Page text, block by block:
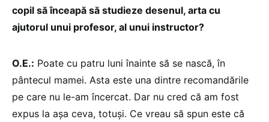
copil să înceapă să studieze desenul, arta cu
ajutorul unui profesor, al unui instructor?
O.E.: Poate cu patru luni înainte să se nască, în
pântecul mamei. Asta este una dintre recomandările
pe care nu le-am încercat. Dar nu cred că am fost
expus la așa ceva, totuși. Ce vreau să spun este că